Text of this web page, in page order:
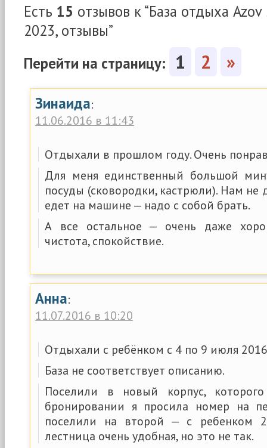
Есть 15 отзывов к “База отдыха
2023, отзывы”
Перейти на страницу: 1 2 »
Зинаида:
11.06.2016 в 11:43
Отдыхали в прошлом году. Очень
Для меня единственный большой
посуды (сковородки, кастрюли). Нам не
едет на машине — надо с собой брать.
А все остальное — очень даже
чистота, спокойствие.
Анна:
11.07.2016 в 10:20
Отдыхали с ребёнком с 4 по 9 июля
База не соответствует описанию.
Поселили в новый корпус,
бронировании я просила номер на
поселили на второй — с ребенком
лестница очень удобная, но это не так.